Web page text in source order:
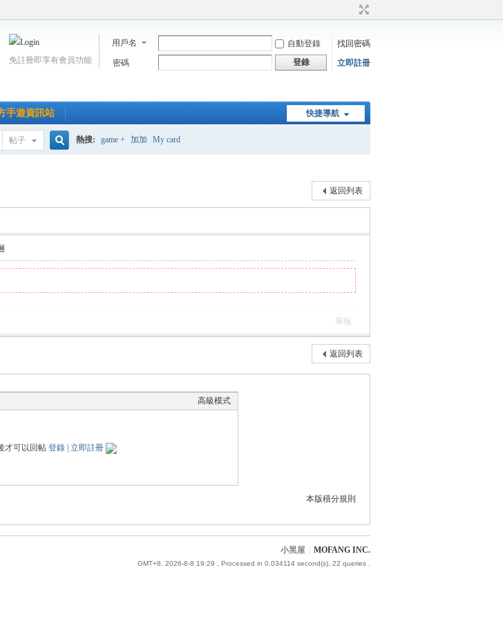
用戶名 自動登錄
找回密碼
密碼
登錄 立即註冊
免註冊即享有會員功能
快捷導航
手遊資訊站
帖子 熱搜: game + 加加 My card
返回列表
舉報
返回列表
高級模式
才可以回帖 登錄| 立即註冊
本版積分規則
小黑屋 MOFANG INC.
GMT+8, 2026-8-8 19:29 , Processed in 0.034114 second(s), 22 queries .